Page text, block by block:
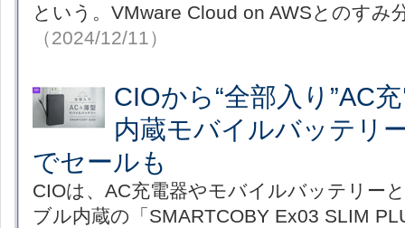
という。VMware Cloud on AWSとのすみ
（2024/12/11）
CIOから“全部入り”AC
内蔵モバイルバッテリ
でセールも
CIOは、AC充電器やモバイルバッテリー
ブル内蔵の「SMARTCOBY Ex03 SLIM